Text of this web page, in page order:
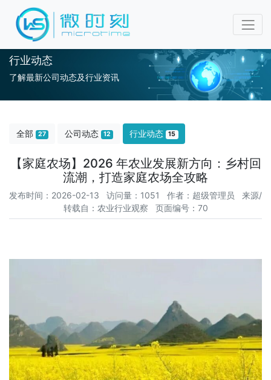
行业动态
了解最新公司动态及行业资讯
全部 27 公司动态 12 行业动态 15
【家庭农场】2026 年农业发展新方向：乡村回
流潮，打造家庭农场全攻略
发布时间：2026-02-13 访问量：1051 作者：超级管理员 来源/
转载自：农业行业观察 页面编号：70